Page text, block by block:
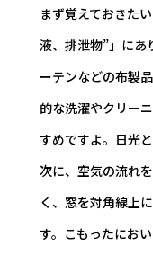
まず覚えておきた
液、排泄物”」にあ
ーテンなどの布製
的な洗濯やクリー
すめですよ。日光
次に、空気の流れ
く、窓を対角線上
す。こもったにお